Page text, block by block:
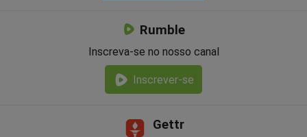
Rumble
Inscreva-se no nosso canal
Inscrever-se
Gettr